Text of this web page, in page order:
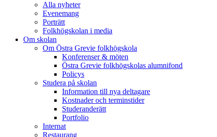
Alla nyheter
Evenemang
Porträtt
Folkhögskolan i media
Om skolan
Om Östra Grevie folkhögskola
Konferenser & möten
Östra Grevie folkhögskolas alumnifond
Policys
Studera på skolan
Information till nya deltagare
Kostnader och terminstider
Studeranderätt
Portfolio
Internat
Restaurang